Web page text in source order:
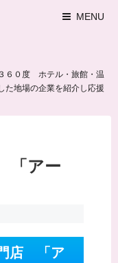
MENU
０度 ホテル・旅館・温
た地場の企業を紹介し応援
「アー
店 「ア